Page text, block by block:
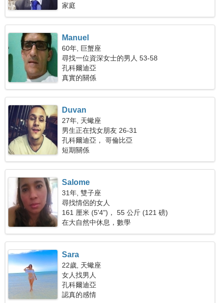
家庭
Manuel
60年, 巨蟹座
尋找一位資深女士的男人 53-58
孔科爾迪亞
真實的關係
Duvan
27年, 天蠍座
男生正在找女朋友 26-31
孔科爾迪亞， 哥倫比亞
短期關係
Salome
31年, 雙子座
尋找情侶的女人
161 厘米 (5'4")， 55 公斤 (121 磅)
在大自然中休息，數學
Sara
22歲, 天蠍座
女人找男人
孔科爾迪亞
認真的感情